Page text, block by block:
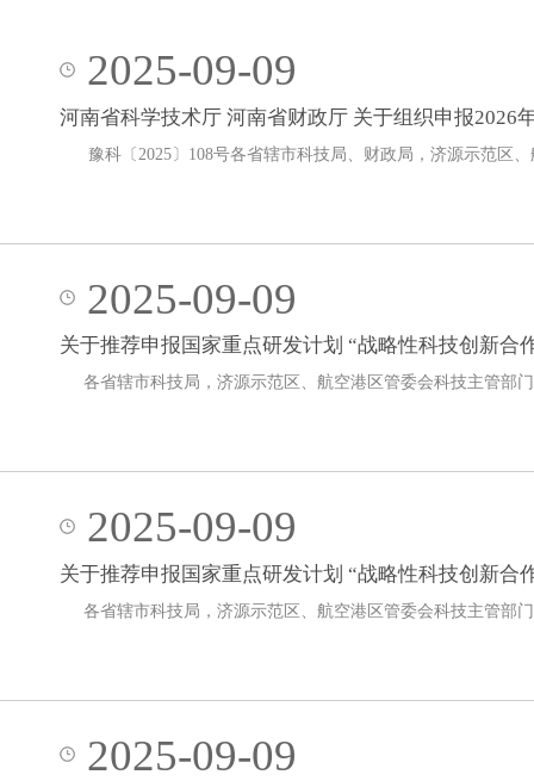
2025-09-09
河南省科学技术厅 河南省财政厅 关于组织申报2026
豫科〔2025〕108号各省辖市科技局、财政局，济源示范区
2025-09-09
关于推荐申报国家重点研发计划 “战略性科技创新合
各省辖市科技局，济源示范区、航空港区管委会科技主管
2025-09-09
关于推荐申报国家重点研发计划 “战略性科技创新合
各省辖市科技局，济源示范区、航空港区管委会科技主管
2025-09-09